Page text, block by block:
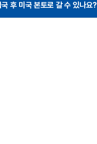
후 미국 본토로 갈 수 있나요?